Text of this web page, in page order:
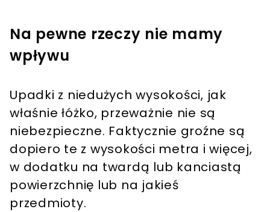
Na pewne rzeczy nie mamy
wpływu
Upadki z niedużych wysokości, jak
właśnie łóżko, przeważnie nie są
niebezpieczne. Faktycznie groźne są
dopiero te z wysokości metra i więcej,
w dodatku na twardą lub kanciastą
powierzchnię lub na jakieś
przedmioty.